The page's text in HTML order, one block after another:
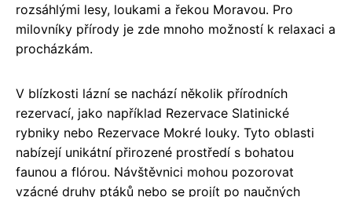
rozsáhlými lesy, loukami a řekou Moravou. Pro
milovníky přírody je zde mnoho možností k relaxaci a
procházkám.
V blízkosti lázní se nachází několik přírodních
rezervací, jako například Rezervace Slatinické
rybniky nebo Rezervace Mokré louky. Tyto oblasti
nabízejí unikátní přirozené prostředí s bohatou
faunou a flórou. Návštěvnici mohou pozorovat
vzácné druhy ptáků nebo se projít po naučných